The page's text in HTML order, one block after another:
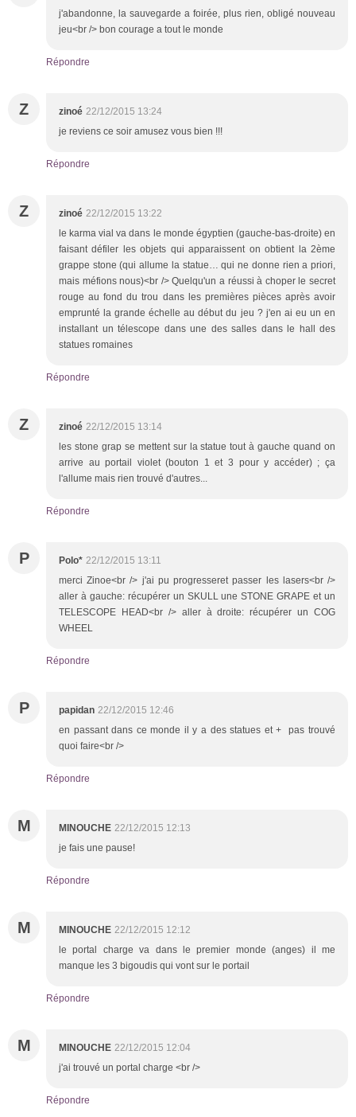
j'abandonne, la sauvegarde a foirée, plus rien, obligé nouveau
jeu<br /> bon courage a tout le monde
Répondre
Z zinoé 22/12/2015 13:24
je reviens ce soir amusez vous bien !!!
Répondre
Z zinoé 22/12/2015 13:22
le karma vial va dans le monde égyptien (gauche-bas-droite) en
faisant défiler les objets qui apparaissent on obtient la 2ème
grappe stone (qui allume la statue… qui ne donne rien a priori,
mais méfions nous)<br /> Quelqu'un a réussi à choper le secret
rouge au fond du trou dans les premières pièces après avoir
emprunté la grande échelle au début du jeu ? j'en ai eu un en
installant un télescope dans une des salles dans le hall des
statues romaines
Répondre
Z zinoé 22/12/2015 13:14
les stone grap se mettent sur la statue tout à gauche quand on
arrive au portail violet (bouton 1 et 3 pour y accéder) ; ça
l'allume mais rien trouvé d'autres...
Répondre
P Polo* 22/12/2015 13:11
merci Zinoe<br /> j'ai pu progresseret passer les lasers<br />
aller à gauche: récupérer un SKULL une STONE GRAPE et un
TELESCOPE HEAD<br /> aller à droite: récupérer un COG
WHEEL
Répondre
P papidan 22/12/2015 12:46
en passant dans ce monde il y a des statues et + pas trouvé
quoi faire<br />
Répondre
M MINOUCHE 22/12/2015 12:13
je fais une pause!
Répondre
M MINOUCHE 22/12/2015 12:12
le portal charge va dans le premier monde (anges) il me
manque les 3 bigoudis qui vont sur le portail
Répondre
M MINOUCHE 22/12/2015 12:04
j'ai trouvé un portal charge <br />
Répondre